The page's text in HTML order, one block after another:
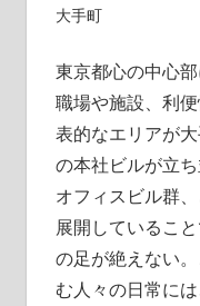
大手町
東京都心の中心
職場や施設、利便
表的なエリアが
の本社ビルが立
オフィスビル群
展開しているこ
の足が絶えない
む人々の日常に